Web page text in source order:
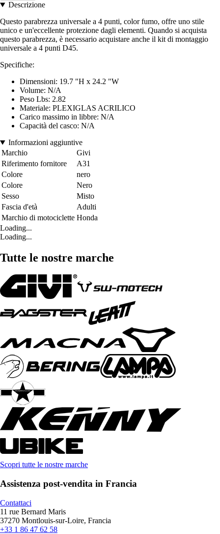
Descrizione
Questo parabrezza universale a 4 punti, color fumo, offre uno stile
unico e un'eccellente protezione dagli elementi. Quando si acquista
questo parabrezza, è necessario acquistare anche il kit di montaggio
universale a 4 punti D45.
Specifiche:
Dimensioni: 19.7 "H x 24.2 "W
Volume: N/A
Peso Lbs: 2.82
Materiale: PLEXIGLAS ACRILICO
Carico massimo in libbre: N/A
Capacità del casco: N/A
Informazioni aggiuntive
Marchio
Givi
Riferimento fornitore
A31
Colore
nero
Colore
Nero
Sesso
Misto
Fascia d'età
Adulti
Marchio di motociclette Honda
Loading...
Loading...
Tutte le nostre marche
Scopri tutte le nostre marche
Assistenza post-vendita in Francia
Contattaci
11 rue Bernard Maris
37270 Montlouis-sur-Loire, Francia
+33 1 86 47 62 58